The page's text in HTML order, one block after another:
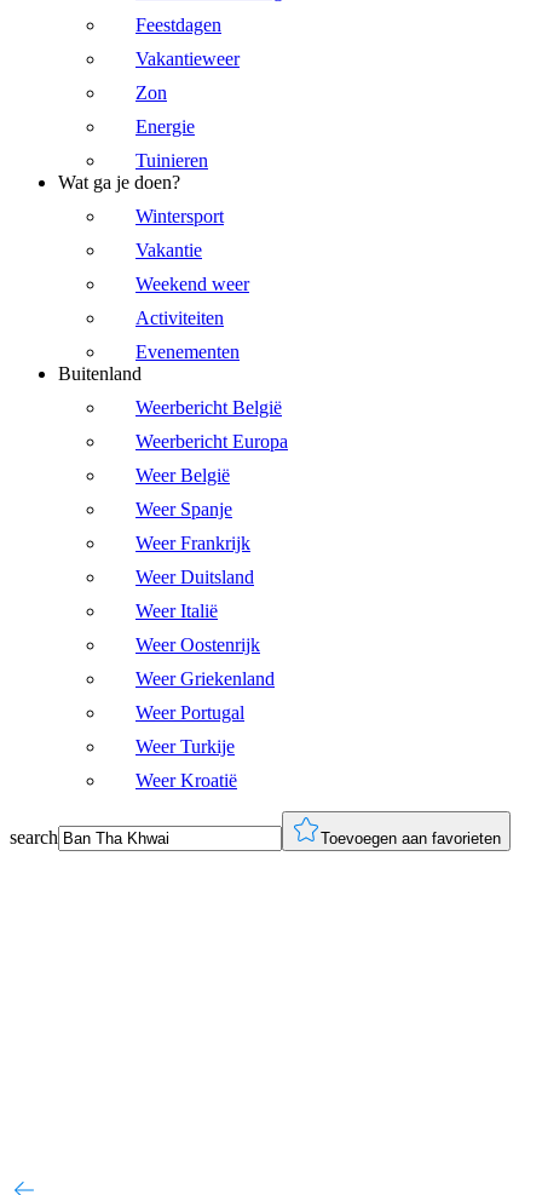
Feestdagen
Vakantieweer
Zon
Energie
Tuinieren
Wat ga je doen?
Wintersport
Vakantie
Weekend weer
Activiteiten
Evenementen
Buitenland
Weerbericht België
Weerbericht Europa
Weer België
Weer Spanje
Weer Frankrijk
Weer Duitsland
Weer Italië
Weer Oostenrijk
Weer Griekenland
Weer Portugal
Weer Turkije
Weer Kroatië
search Toevoegen aan favorieten